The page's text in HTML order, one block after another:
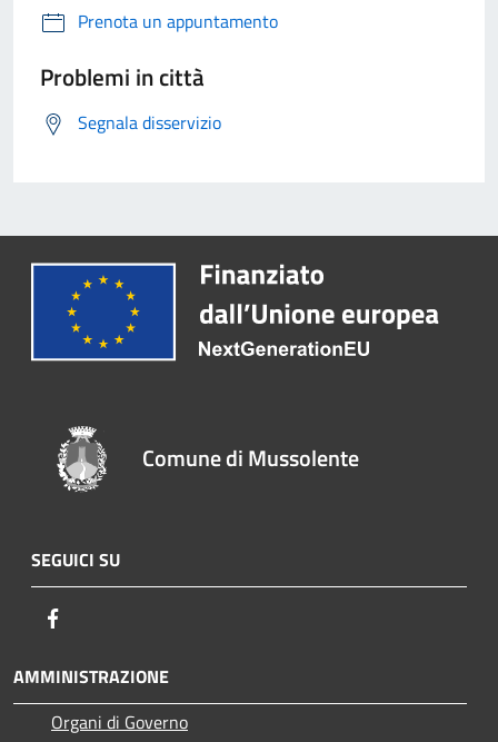
Prenota un appuntamento
Problemi in città
Segnala disservizio
Comune di Mussolente
SEGUICI SU
AMMINISTRAZIONE
Organi di Governo